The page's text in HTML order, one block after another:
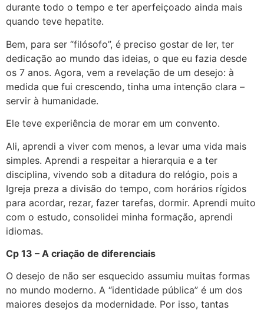
durante todo o tempo e ter aperfeiçoado ainda mais
quando teve hepatite.
Bem, para ser “filósofo”, é preciso gostar de ler, ter
dedicação ao mundo das ideias, o que eu fazia desde
os 7 anos. Agora, vem a revelação de um desejo: à
medida que fui crescendo, tinha uma intenção clara –
servir à humanidade.
Ele teve experiência de morar em um convento.
Ali, aprendi a viver com menos, a levar uma vida mais
simples. Aprendi a respeitar a hierarquia e a ter
disciplina, vivendo sob a ditadura do relógio, pois a
Igreja preza a divisão do tempo, com horários rígidos
para acordar, rezar, fazer tarefas, dormir. Aprendi muito
com o estudo, consolidei minha formação, aprendi
idiomas.
Cp 13 – A criação de diferenciais
O desejo de não ser esquecido assumiu muitas formas
no mundo moderno. A “identidade pública” é um dos
maiores desejos da modernidade. Por isso, tantas